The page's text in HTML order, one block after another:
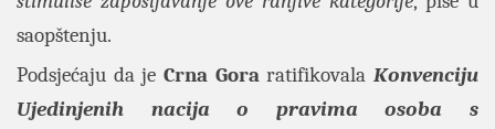
saopštenju.
Podsjećaju da je Crna GoraratifikovalaKonvenciju
Ujedinjenih nacija o pravima osoba s